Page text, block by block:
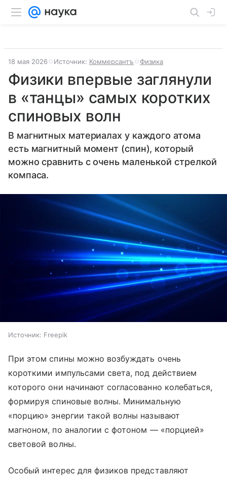
18 мая 2026 Источник: Коммерсантъ Физика
Физики впервые заглянули
в «танцы» самых коротких
спиновых волн
В магнитных материалах у каждого атома
есть магнитный момент (спин), который
можно сравнить с очень маленькой стрелкой
компаса.
Источник: Freepik
При этом спины можно возбуждать очень
короткими импульсами света, под действием
которого они начинают согласованно колебаться,
формируя спиновые волны. Минимальную
«порцию» энергии такой волны называют
магноном, по аналогии с фотоном — «порцией»
световой волны.
Особый интерес для физиков представляют